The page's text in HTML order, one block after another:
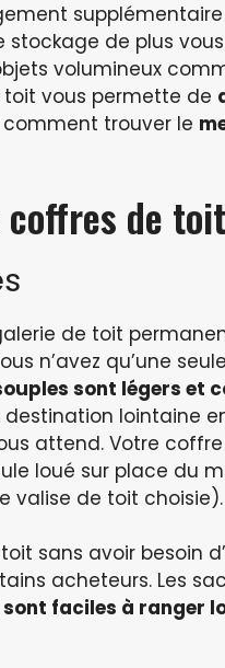
stockage de plus
volumineux
toit vous permette de
comment trouver le
de
de toit
n’avez qu’une
sont légers et
lointaine
attend. Votre
loué sur place du
valise de toit choisie).
sans avoir besoin
acheteurs. Les
sont faciles à ranger